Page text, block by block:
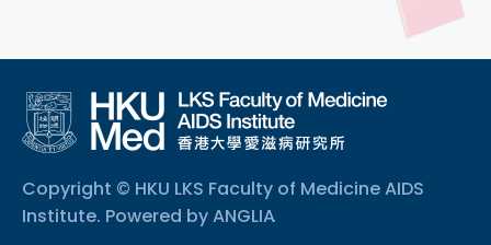
Copyright © HKU LKS Faculty of Medicine AIDS
Institute. Powered byANGLIA.